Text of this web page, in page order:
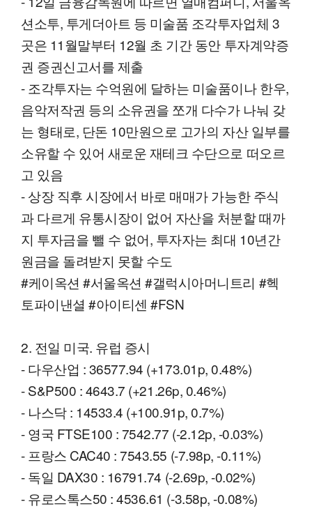
션소투, 투게더아트 등 미술품 조각투자업체 3
곳은 11월말부터 12월 초 기간 동안 투자계약증
권 증권신고서를 제출
- 조각투자는 수억원에 달하는 미술품이나 한우,
음악저작권 등의 소유권을 쪼개 다수가 나눠 갖
는 형태로, 단돈 10만원으로 고가의 자산 일부를
소유할 수 있어 새로운 재테크 수단으로 떠오르
고 있음
- 상장 직후 시장에서 바로 매매가 가능한 주식
과 다르게 유통시장이 없어 자산을 처분할 때까
지 투자금을 뺄 수 없어, 투자자는 최대 10년간
원금을 돌려받지 못할 수도
#케이옥션 #서울옥션 #갤럭시아머니트리 #헥
토파이낸셜 #아이티센 #FSN
2. 전일 미국. 유럽 증시
- 다우산업 : 36577.94 (+173.01p, 0.48%)
- S&P500 : 4643.7 (+21.26p, 0.46%)
- 나스닥 : 14533.4 (+100.91p, 0.7%)
- 영국 FTSE100 : 7542.77 (-2.12p, -0.03%)
- 프랑스 CAC40 : 7543.55 (-7.98p, -0.11%)
- 독일 DAX30 : 16791.74 (-2.69p, -0.02%)
- 유로스톡스50 : 4536.61 (-3.58p, -0.08%)